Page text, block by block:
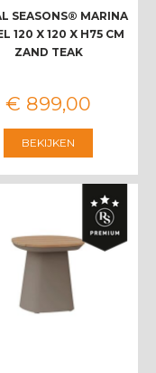
SEASONS® MARINA
120 X 120 X H75 CM
ZAND TEAK
€ 899,00
BEKIJKEN